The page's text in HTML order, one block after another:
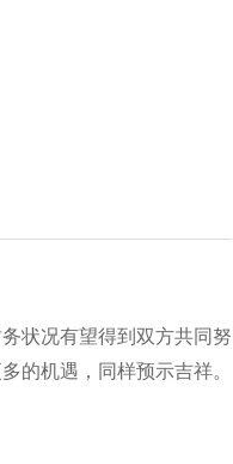
状况有望得到双方共同努
的机遇，同样预示吉祥。